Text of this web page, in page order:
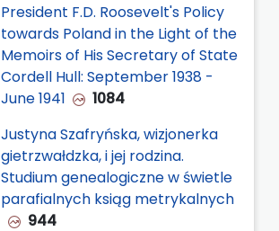
President F.D. Roosevelt's Policy
towards Poland in the Light of the
Memoirs of His Secretary of State
Cordell Hull: September 1938 -
June 1941
1084
Justyna Szafryńska, wizjonerka
gietrzwałdzka, i jej rodzina.
Studium genealogiczne w świetle
parafialnych ksiąg metrykalnych
944